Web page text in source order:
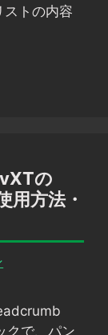
ストの内容
の
方法・
クで、パン